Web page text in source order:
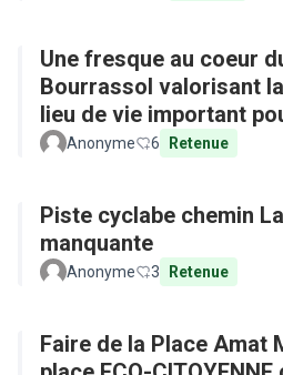
Une fresque au coeur
Bourrassol valorisant
lieu de vie important
Anonyme 6 Retenue
Piste cyclabe chemin
manquante
Anonyme 3 Retenue
Faire de la Place Amat